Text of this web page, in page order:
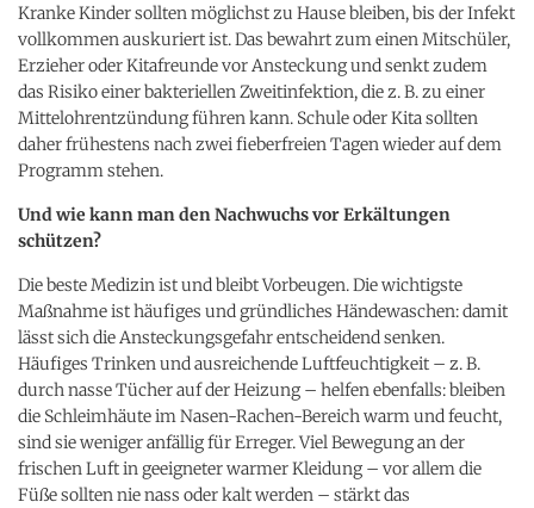
Kranke Kinder sollten möglichst zu Hause bleiben, bis der Infekt
vollkommen auskuriert ist. Das bewahrt zum einen Mitschüler,
Erzieher oder Kitafreunde vor Ansteckung und senkt zudem
das Risiko einer bakteriellen Zweitinfektion, die z. B. zu einer
Mittelohrentzündung führen kann. Schule oder Kita sollten
daher frühestens nach zwei fieberfreien Tagen wieder auf dem
Programm stehen.
Und wie kann man den Nachwuchs vor Erkältungen
schützen?
Die beste Medizin ist und bleibt Vorbeugen. Die wichtigste
Maßnahme ist häufiges und gründliches Händewaschen: damit
lässt sich die Ansteckungsgefahr entscheidend senken.
Häufiges Trinken und ausreichende Luftfeuchtigkeit – z. B.
durch nasse Tücher auf der Heizung – helfen ebenfalls: bleiben
die Schleimhäute im Nasen-Rachen-Bereich warm und feucht,
sind sie weniger anfällig für Erreger. Viel Bewegung an der
frischen Luft in geeigneter warmer Kleidung – vor allem die
Füße sollten nie nass oder kalt werden – stärkt das